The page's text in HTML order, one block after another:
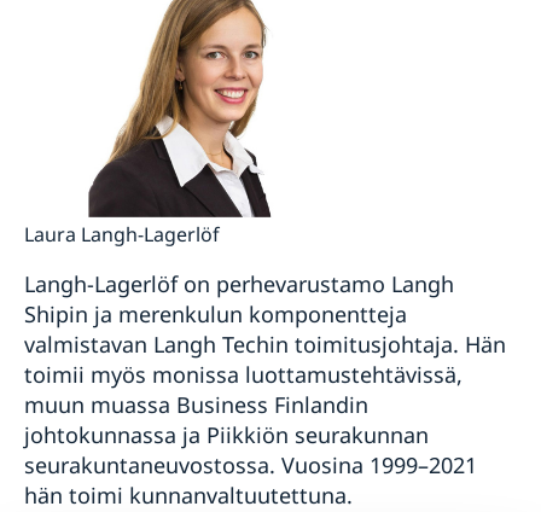
Laura Langh-Lagerlöf
Langh-Lagerlöf on perhevarustamo Langh
Shipin ja merenkulun komponentteja
valmistavan Langh Techin toimitusjohtaja. Hän
toimii myös monissa luottamustehtävissä,
muun muassa Business Finlandin
johtokunnassa ja Piikkiön seurakunnan
seurakuntaneuvostossa. Vuosina 1999–2021
hän toimi kunnanvaltuutettuna.